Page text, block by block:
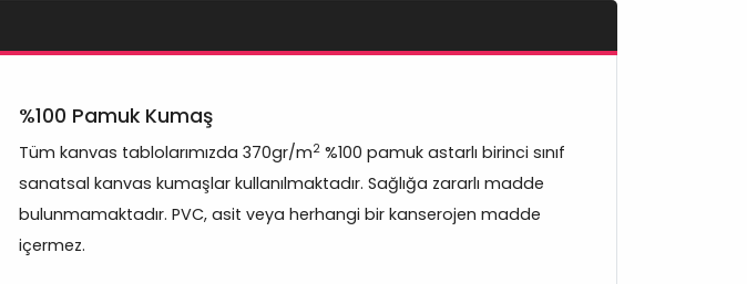
%100 Pamuk Kumaş
Tüm kanvas tablolarımızda 370gr/m2 %100 pamuk astarlı birinci sınıf
sanatsal kanvas kumaşlar kullanılmaktadır. Sağlığa zararlı madde
bulunmamaktadır. PVC, asit veya herhangi bir kanserojen madde
içermez.